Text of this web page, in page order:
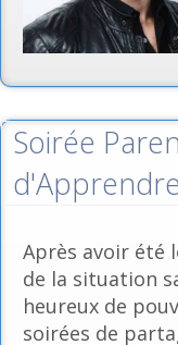
Soirée
Après avoir été
de la situation
heureux de
soirées de